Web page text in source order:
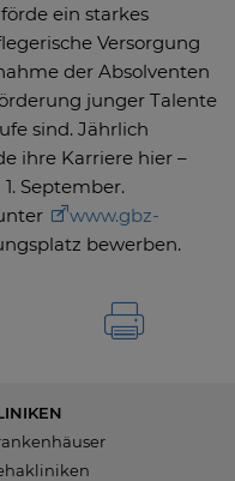
ein starkes
Versorgung
der Absolventen
junger Talente
sind. Jährlich
ihre Karriere hier –
September.
www.gbz-
bewerben.